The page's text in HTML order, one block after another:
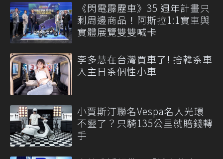
《閃電霹靂車》35 週年計畫只
剩周邊商品！阿斯拉1:1實車與
實體展覽雙雙喊卡
李多慧在台灣買車了! 捨韓系車
入主日系個性小車
小賈斯汀聯名Vespa名人光環
不靈了？只騎135公里就賠錢轉
手